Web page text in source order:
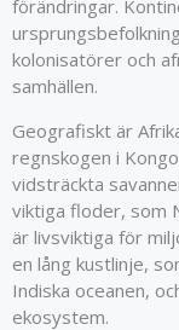
förändringar.
kolonisatörer och
samhällen.
Geografiskt är
regnskogen i
vidsträckta
viktiga floder, som
är livsviktiga för
en lång kustlinje,
Indiska oceanen,
ekosystem.